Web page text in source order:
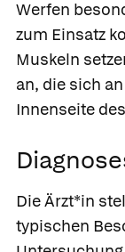
Werfen
zum Einsatz
Muskeln
an, die sich
Innenseite
Die Ärzt*in
typischen